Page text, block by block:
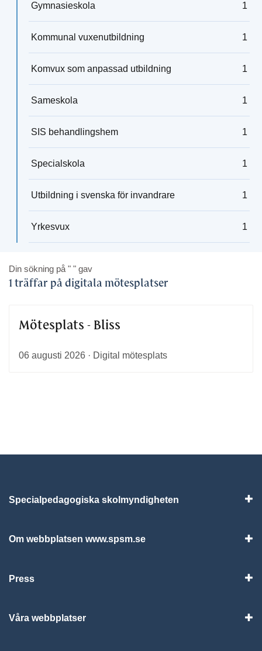
Gymnasieskola 1
Kommunal vuxenutbildning 1
Komvux som anpassad utbildning 1
Sameskola 1
SIS behandlingshem 1
Specialskola 1
Utbildning i svenska för invandrare 1
Yrkesvux 1
Din sökning på " " gav
1 träffar på digitala mötesplatser
Mötesplats - Bliss
06 augusti 2026 · Digital mötesplats
Specialpedagogiska skolmyndigheten
Om webbplatsen www.spsm.se
Press
Våra webbplatser